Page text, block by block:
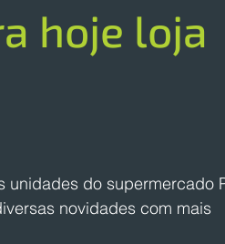
hoje loja
unidades do supermercado
novidades com mais